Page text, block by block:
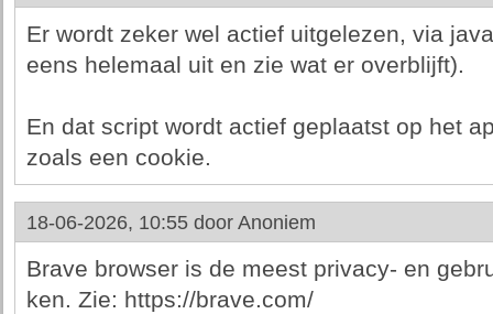
Er wordt zeker wel actief uitgelezen, via
eens helemaal uit en zie wat er overblijft).
En dat script wordt actief geplaatst op het
zoals een cookie.
18-06-2026, 10:55 door Anoniem
Brave browser is de meest privacy- en
ken. Zie: https://brave.com/